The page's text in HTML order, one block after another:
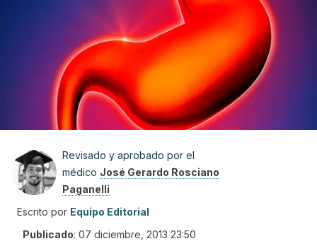
Revisado y aprobado por el
médico José Gerardo Rosciano
Paganelli
Escrito por Equipo Editorial
Publicado: 07 diciembre, 2013 23:50